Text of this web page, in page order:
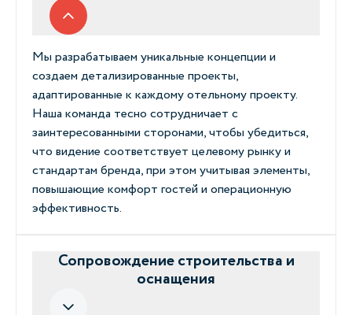
Мы разрабатываем уникальные концепции и
создаем детализированные проекты,
адаптированные к каждому отельному проекту.
Наша команда тесно сотрудничает с
заинтересованными сторонами, чтобы убедиться,
что видение соответствует целевому рынку и
стандартам бренда, при этом учитывая элементы,
повышающие комфорт гостей и операционную
эффективность.
Сопровождение строительства и
оснащения